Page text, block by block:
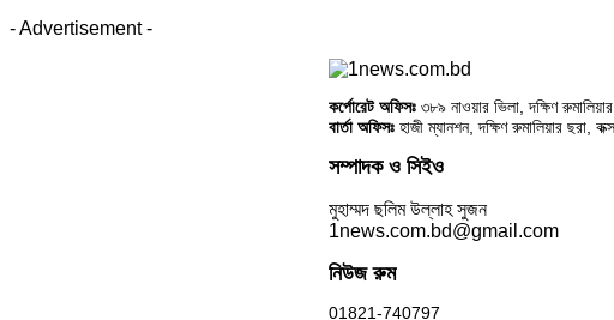
- Advertisement -
কর্পোরেট অফিসঃ৩৮৯ নাওয়ার ভিলা, দক্ষিণ
বার্তা অফিসঃ হাজী ম্যানশন, দক্ষিণ রুমালিয়ার ছরা,
সম্পাদক ও সিইও
মুহাম্মদ ছলিম উল্লাহ সুজন
1news.com.bd@gmail.com
নিউজ রুম
01821-740797